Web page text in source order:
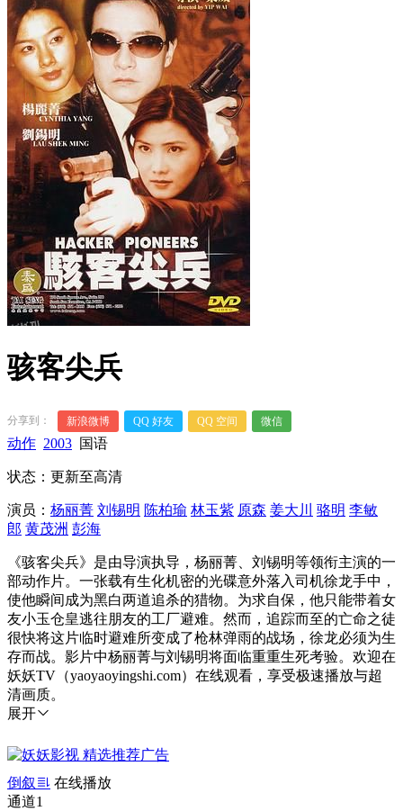
骇客尖兵
分享到： 新浪微博 QQ 好友 QQ 空间 微信
动作 2003 国语
状态：更新至高清
演员： 杨丽菁 刘锡明 陈柏瑜 林玉紫 原森 姜大川 骆明 李敏
郎 黄茂洲 彭海
《骇客尖兵》是由导演执导，杨丽菁、刘锡明等领衔主演的一
部动作片。一张载有生化机密的光碟意外落入司机徐龙手中，
使他瞬间成为黑白两道追杀的猎物。为求自保，他只能带着女
友小玉仓皇逃往朋友的工厂避难。然而，追踪而至的亡命之徒
很快将这片临时避难所变成了枪林弹雨的战场，徐龙必须为生
存而战。影片中杨丽菁与刘锡明将面临重重生死考验。欢迎在
妖妖TV（yaoyaoyingshi.com）在线观看，享受极速播放与超
清画质。
展开
倒叙
在线播放
通道1